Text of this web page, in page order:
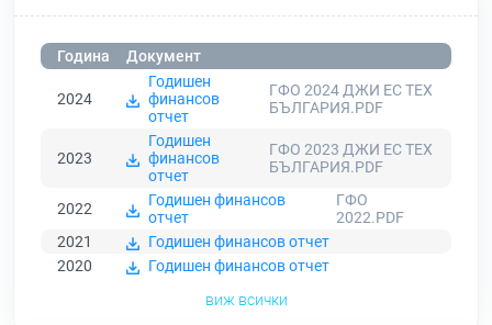
Година Документ
2024
Годишен
финансов
отчет
ГФО 2024 ДЖИ ЕС ТЕХ
БЪЛГАРИЯ.PDF
2023
Годишен
финансов
отчет
ГФО 2023 ДЖИ ЕС ТЕХ
БЪЛГАРИЯ.PDF
2022
Годишен финансов
отчет
ГФО
2022.PDF
2021
Годишен финансов отчет
2020
Годишен финансов отчет
виж всички